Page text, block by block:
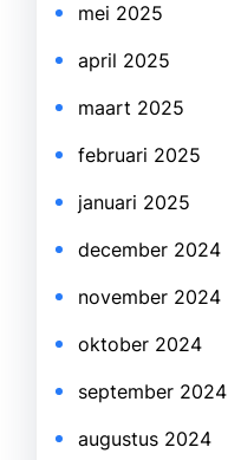
mei 2025
april 2025
maart 2025
februari 2025
januari 2025
december 2024
november 2024
oktober 2024
september 2024
augustus 2024